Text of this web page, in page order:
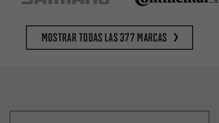
Mostrar todas las 377 marcas